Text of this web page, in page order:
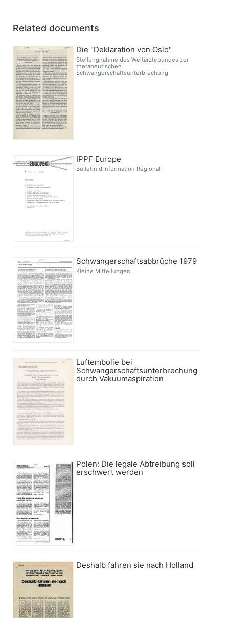
Related documents
Die "Deklaration von Oslo"
Stellungnahme des Weltärztebundes zur
therapeutischen
Schwangerschaftsunterbrechung
IPPF Europe
Bulletin d'Information Régional
Schwangerschaftsabbrüche 1979
Kleine Mitteilungen
Luftembolie bei
Schwangerschaftsunterbrechung
durch Vakuumaspiration
Polen: Die legale Abtreibung soll
erschwert werden
Deshalb fahren sie nach Holland